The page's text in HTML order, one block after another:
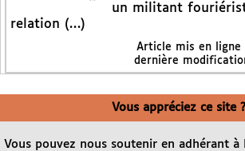
un militant
relation (…)
Article mis en ligne
dernière
Vous appréciez ce site ?
Vous pouvez nous soutenir en adhérant à